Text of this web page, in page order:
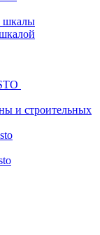
шкалы
и строительных